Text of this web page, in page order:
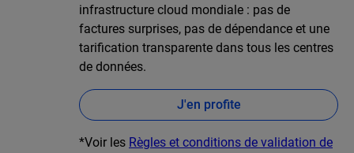
infrastructure cloud mondiale : pas de
factures surprises, pas de dépendance et une
tarification transparente dans tous les centres
de données.
J'en profite
*Voir les Règles et conditions de validation de